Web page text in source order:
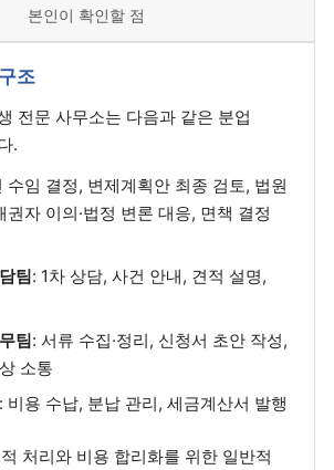
본인이 확인할 점
조
전문 사무소는 다음과 같은 분업
.
수임 결정, 변제계획안 최종 검토, 법원
권자 이의·법정 변론 대응, 면책 결정
팀: 1차 상담, 사건 안내, 견적 설명,
팀: 서류 수집·정리, 신청서 초안 작성,
소통
: 비용 수납, 분납 관리, 세금계산서 발행
처리와 비용 합리화를 위한 일반적